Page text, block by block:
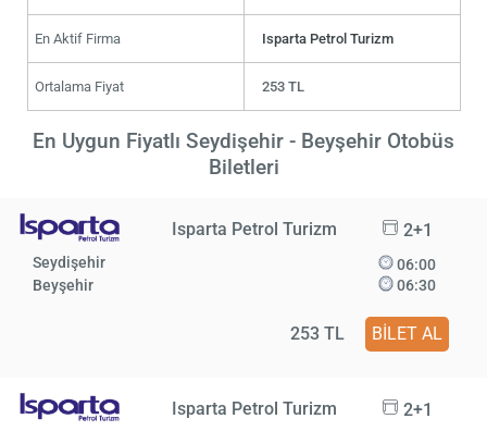
En Aktif Firma Isparta Petrol Turizm
Ortalama Fiyat 253 TL
En Uygun Fiyatlı Seydişehir - Beyşehir Otobüs
Biletleri
Isparta Petrol Turizm 2+1
Seydişehir
Beyşehir
06:00
06:30
253 TL BİLET AL
Isparta Petrol Turizm 2+1